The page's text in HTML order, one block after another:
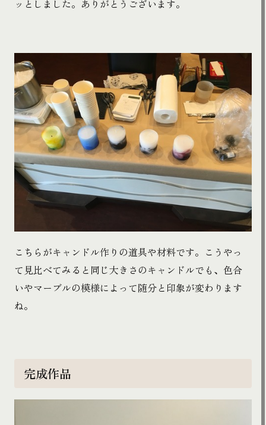
ッとしました。ありがとうございます。
こちらがキャンドル作りの道具や材料です。こうやっ
て見比べてみると同じ大きさのキャンドルでも、色合
いやマーブルの模様によって随分と印象が変わります
ね。
完成作品